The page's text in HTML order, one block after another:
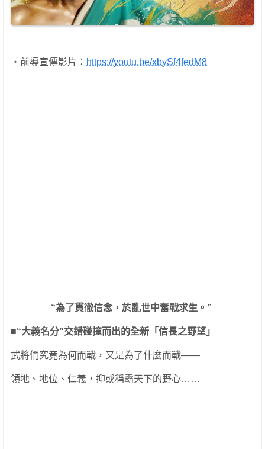
・前導宣傳影片： https://youtu.be/xbySf4fedM8
“為了貫徹信念，於亂世中奮戰求生。”
■“大義名分”交錯碰撞而出的全新「信長之野望」
武將們究竟為何而戰，又是為了什麼而戰——
領地、地位、仁義，抑或稱霸天下的野心……